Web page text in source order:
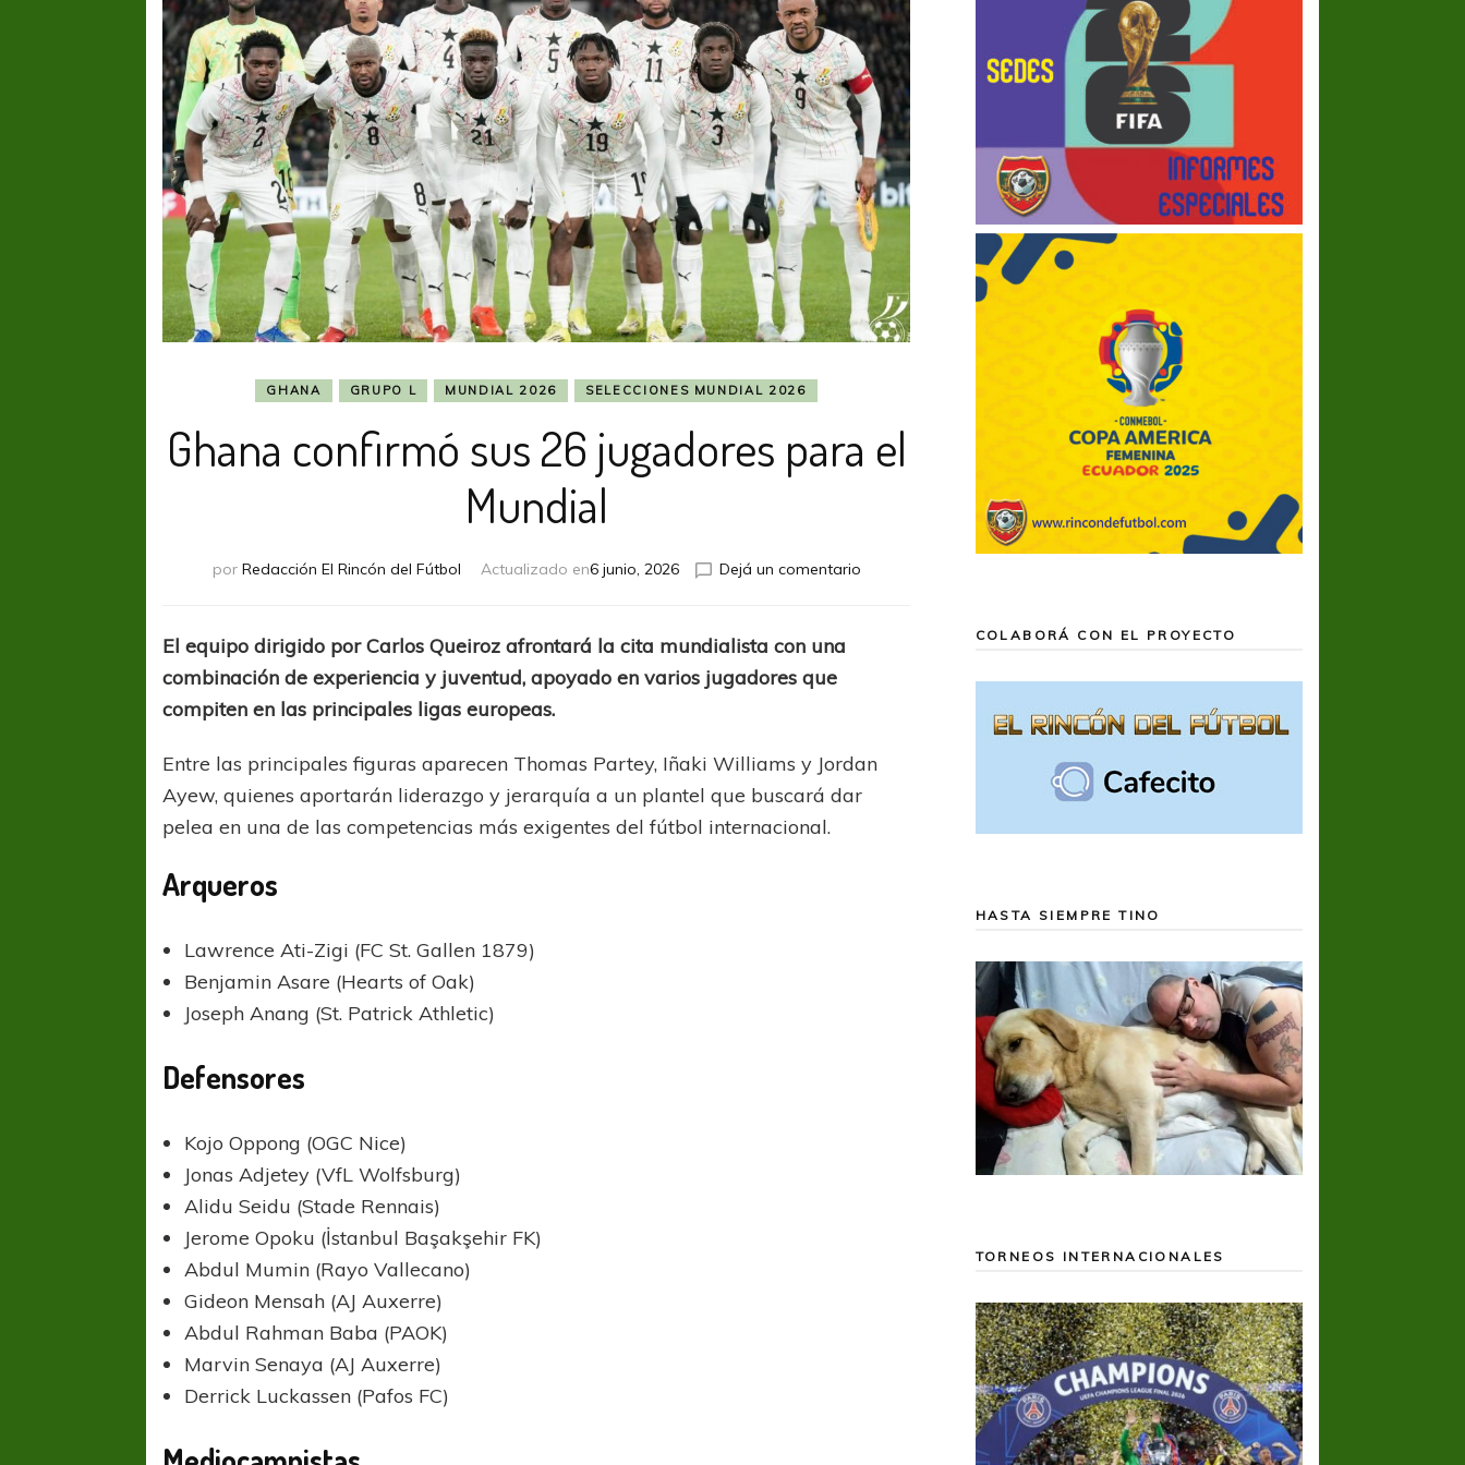
GHANA GRUPO L MUNDIAL 2026 SELECCIONES MUNDIAL 2026
Ghana confirmó sus 26 jugadores para el
Mundial
por Redacción El Rincón del Fútbol Actualizado en6 junio, 2026 Dejá un comentarioen
El equipo dirigido por Carlos Queiroz afrontará la cita mundialista con una
combinación de experiencia y juventud, apoyado en varios jugadores que
compiten en las principales ligas europeas.
Entre las principales figuras aparecen Thomas Partey, Iñaki Williams y Jordan
Ayew, quienes aportarán liderazgo y jerarquía a un plantel que buscará dar
pelea en una de las competencias más exigentes del fútbol internacional.
Arqueros
Lawrence Ati-Zigi (FC St. Gallen 1879)
Benjamin Asare (Hearts of Oak)
Joseph Anang (St. Patrick Athletic)
Defensores
Kojo Oppong (OGC Nice)
Jonas Adjetey (VfL Wolfsburg)
Alidu Seidu (Stade Rennais)
Jerome Opoku (İstanbul Başakşehir FK)
Abdul Mumin (Rayo Vallecano)
Gideon Mensah (AJ Auxerre)
Abdul Rahman Baba (PAOK)
Marvin Senaya (AJ Auxerre)
Derrick Luckassen (Pafos FC)
COLABORÁ CON EL PROYECTO
HASTA SIEMPRE TINO
TORNEOS INTERNACIONALES